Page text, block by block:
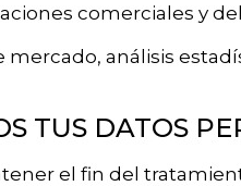
comerciales y
análisis
TUS DATOS
el fin del